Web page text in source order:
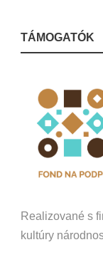
TÁMOGATÓK
Realizované s
kultúry